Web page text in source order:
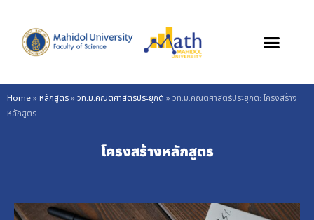
content
Home» หลักสูตร»วท.ม.คณิตศาสตร์ประยุกต์ »วท.ม.คณิตศาสตร์ประยุกต์: โครงสร้าง
หลักสูตร
โครงสร้างหลักสูตร